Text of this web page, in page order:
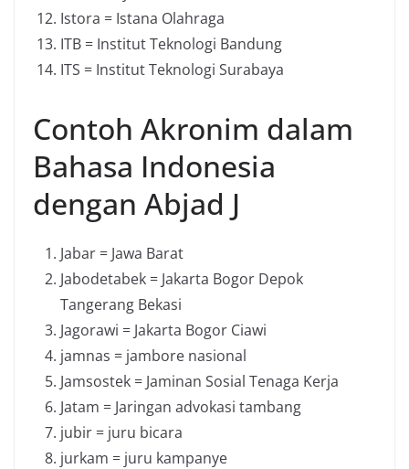
Istora = Istana Olahraga
ITB = Institut Teknologi Bandung
ITS = Institut Teknologi Surabaya
Contoh Akronim dalam
Bahasa Indonesia
dengan Abjad J
Jabar = Jawa Barat
Jabodetabek = Jakarta Bogor Depok
Tangerang Bekasi
Jagorawi = Jakarta Bogor Ciawi
jamnas = jambore nasional
Jamsostek = Jaminan Sosial Tenaga Kerja
Jatam = Jaringan advokasi tambang
jubir = juru bicara
jurkam = juru kampanye